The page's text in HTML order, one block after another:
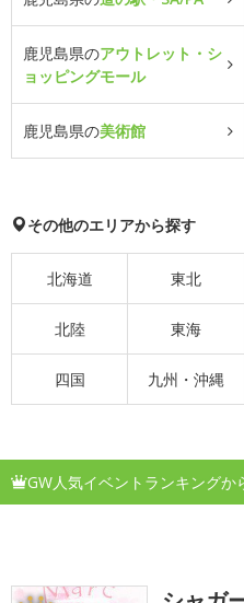
鹿児島県のアウトレット・シ
ョッピングモール
鹿児島県の美術館
その他のエリアから探す
北海道 東北
北陸 東海
四国 九州・沖縄
GW人気イベントランキングか